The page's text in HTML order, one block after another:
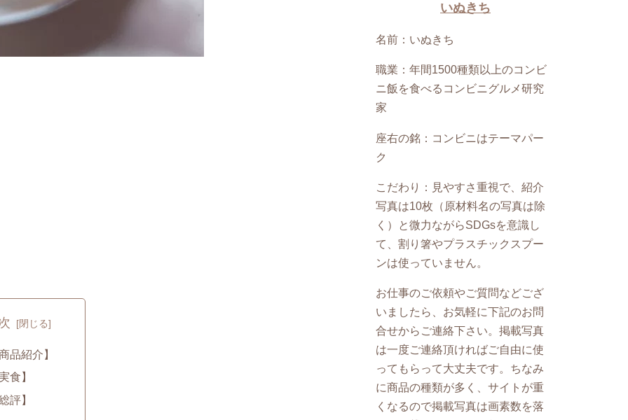
品紹介】
食】
評】
いぬきち
名前：いぬきち
職業：年間1500種類以上のコンビ
ニ飯を食べるコンビニグルメ研究
家
座右の銘：コンビニはテーマパー
ク
こだわり：見やすさ重視で、紹介
写真は10枚（原材料名の写真は除
く）と微力ながらSDGsを意識し
て、割り箸やプラスチックスプー
ンは使っていません。
お仕事のご依頼やご質問などござ
いましたら、お気軽に下記のお問
合せからご連絡下さい。掲載写真
は一度ご連絡頂ければご自由に使
ってもらって大丈夫です。ちなみ
に商品の種類が多く、サイトが重
くなるので掲載写真は画素数を落